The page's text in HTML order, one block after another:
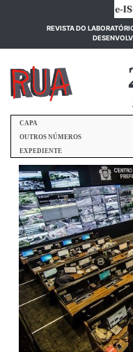
REVISTA DO
CAPA
OUTROS NÚMEROS
EXPEDIENTE